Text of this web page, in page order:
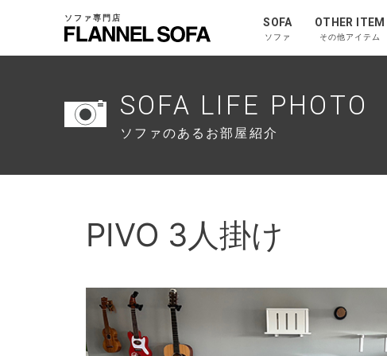
ソファ専門店 SOFA
ソファ
OTHER ITEM
その他アイテム
SOFA LIFE PHOTO
ソファのあるお部屋紹介
PIVO 3人掛け